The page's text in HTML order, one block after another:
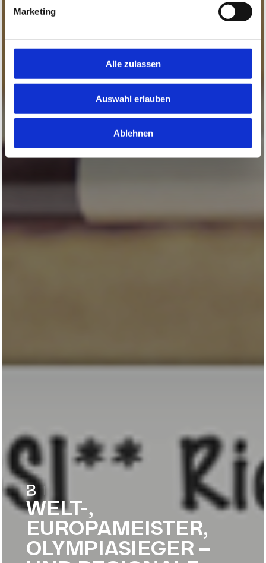
Marketing
Alle zulassen
Auswahl erlauben
Ablehnen
WELT-,
EUROPAMEISTER,
OLYMPIASIEGER –